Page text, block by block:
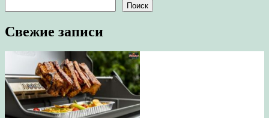
Поиск
Свежие записи